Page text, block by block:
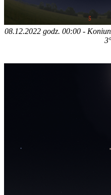
08.12.2022 godz. 00:00 -